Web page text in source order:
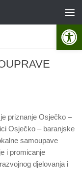
priznanje Osječko –
Osječko – baranjske
samoupave
i promicanje
djelovanja i